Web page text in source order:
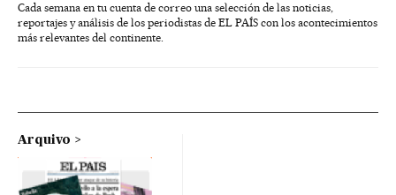
Cada semana en tu cuenta de correo una selección de las noticias,
reportajes y análisis de los periodistas de EL PAÍS con los acontecimientos
más relevantes del continente.
Arquivo